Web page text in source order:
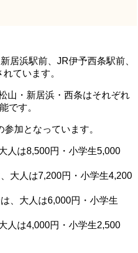
居浜駅前、JR伊予西条駅前、
ています。
山・新居浜・西条はそれぞれ
です。
加となっています。
人は8,500円・小学生5,000
大人は7,200円・小学生4,200
、大人は6,000円・小学生
人は4,000円・小学生2,500